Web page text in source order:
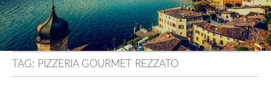
TAG: PIZZERIA GOURMET REZZATO